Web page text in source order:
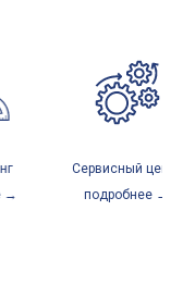
Сервисный центр
подробнее →